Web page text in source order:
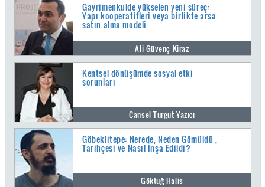
Gayrimenkulde yükselen yeni süreç:
Yapı kooperatifleri veya birlikte arsa
satın alma modeli
Ali Güvenç Kiraz
Kentsel dönüşümde sosyal etki
sorunları
Cansel Turgut Yazıcı
Göbeklitepe: Nerede, Neden Gömüldü ,
Tarihçesi ve Nasıl İnşa Edildi?
Göktuğ Halis